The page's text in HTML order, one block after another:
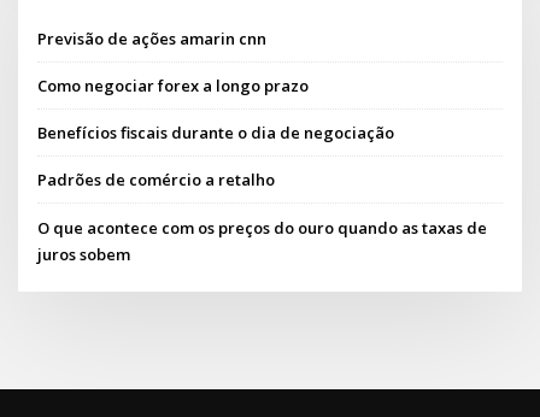
Previsão de ações amarin cnn
Como negociar forex a longo prazo
Benefícios fiscais durante o dia de negociação
Padrões de comércio a retalho
O que acontece com os preços do ouro quando as taxas de
juros sobem